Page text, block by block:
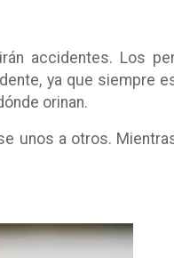
accidentes. Los
ya que siempre
orinan.
unos a otros.